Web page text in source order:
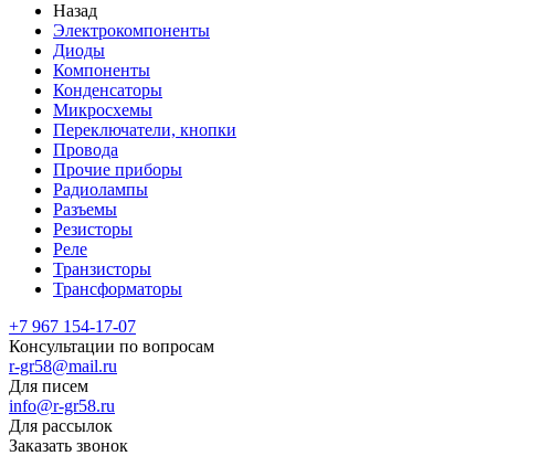
Назад
Электрокомпоненты
Диоды
Компоненты
Конденсаторы
Микросхемы
Переключатели, кнопки
Провода
Прочие приборы
Радиолампы
Разъемы
Резисторы
Реле
Транзисторы
Трансформаторы
+7 967 154-17-07
Консультации по вопросам
r-gr58@mail.ru
Для писем
info@r-gr58.ru
Для рассылок
Заказать звонок